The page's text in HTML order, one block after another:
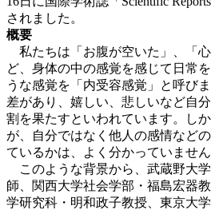
されました。
概要
私たちは「お腹が空いた」、「
ど、身体の中の感覚を感じて日常
うな感覚を「内受容感覚」と呼び
差があり、嬉しい、悲しいなど自
割を果たすといわれています。し
が、自分ではなく他人の感情など
ているかは、よく分かっていません
このような背景から、武蔵野大
師、関西大学社会学部・福島宏器
学研究科・明和政子教授、東京大